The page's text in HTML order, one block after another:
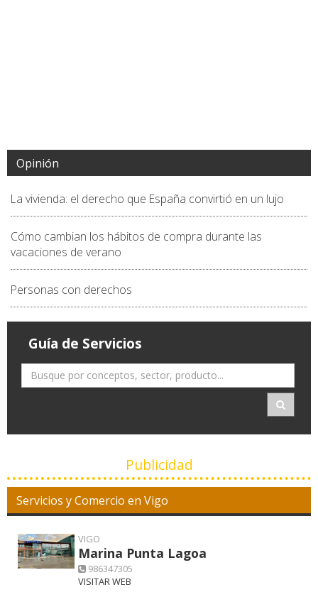
Opinión
La vivienda: el derecho que España convirtió en un lujo
Cómo cambian los hábitos de compra durante las
vacaciones de verano
Personas con derechos
Guía de Servicios
Publicidad
Servicios y Comercio en Vigo
VIGO
Marina Punta Lagoa
986347305
VISITAR WEB